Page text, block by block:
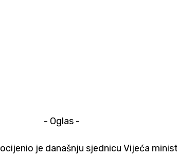
- Oglas -
ocijenio je današnju sjednicu Vijeća